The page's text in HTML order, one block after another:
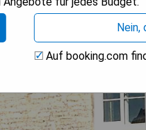
Nein,
Auf booking.com